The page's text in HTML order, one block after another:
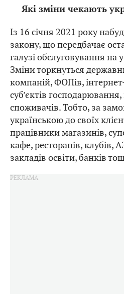
Які зміни чекають
Із 16 січня 2021 року
закону, що передбачає
галузі обслуговування на
Зміни торкнуться
компаній, ФОПів,
суб’єктів
споживачів. Тобто, за
українською до своїх
працівники магазинів,
кафе, ресторанів, клубів,
закладів освіти, банків